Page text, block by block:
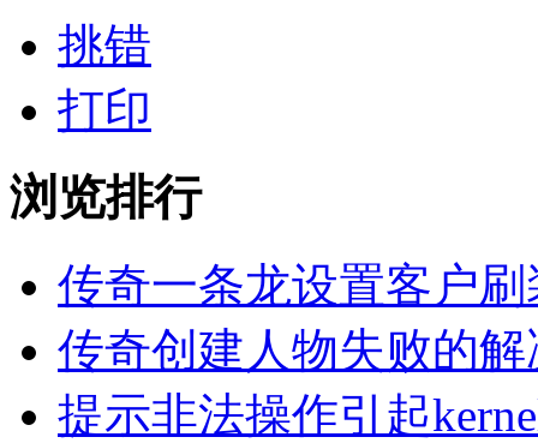
挑错
打印
浏览排行
传奇一条龙设置客户
传奇创建人物失败的
提示非法操作引起